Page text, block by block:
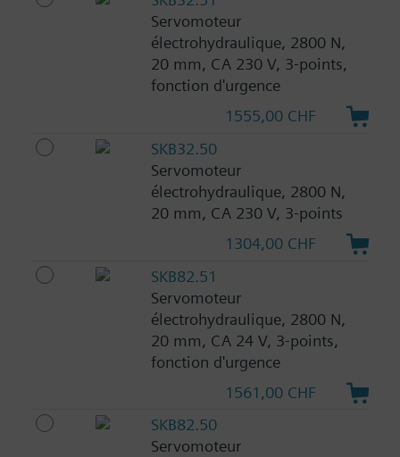
Servomoteur
électrohydraulique, 2800 N,
20 mm, CA 230 V, 3-points,
fonction d'urgence
1555,00 CHF
SKB32.50
Servomoteur
électrohydraulique, 2800 N,
20 mm, CA 230 V, 3-points
1304,00 CHF
SKB82.51
Servomoteur
électrohydraulique, 2800 N,
20 mm, CA 24 V, 3-points,
fonction d'urgence
1561,00 CHF
SKB82.50
Servomoteur